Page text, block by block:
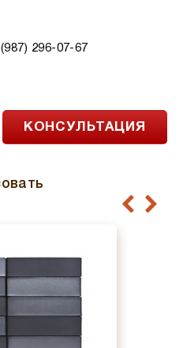
296-07-67
КОНСУЛЬТАЦИЯ